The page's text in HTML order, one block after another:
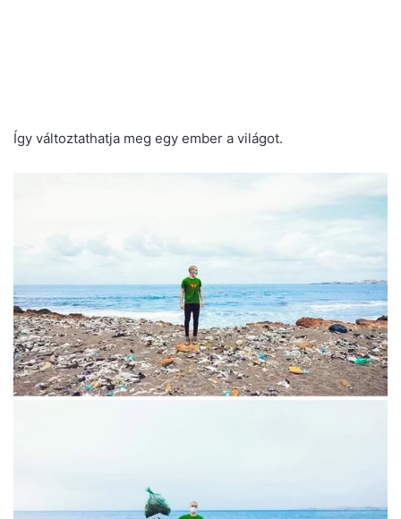
Így változtathatja meg egy ember a világot.